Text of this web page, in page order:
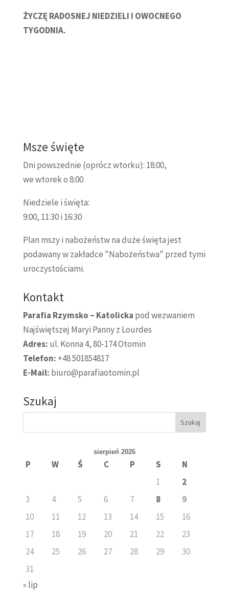
ŻYCZĘ RADOSNEJ NIEDZIELI I OWOCNEGO
TYGODNIA.
Msze święte
Dni powszednie (oprócz wtorku): 18:00,
we wtorek o 8:00
Niedziele i święta:
9:00, 11:30 i 16:30
Plan mszy i nabożeństw na duże święta jest
podawany w zakładce "Nabożeństwa" przed tymi
uroczystościami.
Kontakt
Parafia Rzymsko – Katolicka pod wezwaniem
Najświętszej Maryi Panny z Lourdes
Adres: ul. Konna 4, 80-174 Otomin
Telefon: +48 501854817
E-Mail: biuro@parafiaotomin.pl
Szukaj
sierpień 2026
P W Ś C P S
N
1
2
3
4 5 6 7 8
9
10
11 12 13 14 15
16
17
18 19 20 21 22
23
24
25 26 27 28 29
30
31
« lip